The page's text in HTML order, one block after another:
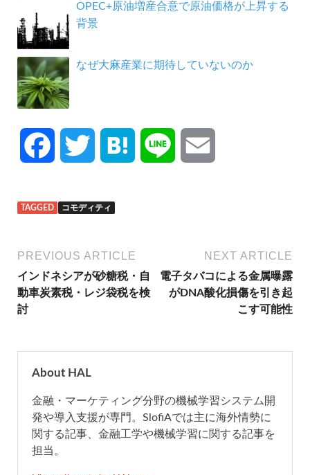
OPEC+原油増産合意で原油価格が上昇する
背景
なぜ大麻産業に期待していないのか
c
e
b
o
i
t
t
r
n
i
l
TAGGED コモディティ
PREVIOUS ARTICLE
インドネシアが砂糖税・自
動車炭素税・レジ袋税を検
討
NEXT ARTICLE
電子タバコによる金属曝露
がDNA酸化損傷を引き起
こす可能性
About HAL
金融・マーケティング分野の機械学習システム開
発や導入支援が専門。SlofiAでは主に海外情勢に
関する記事、金融工学や機械学習に関する記事を
担当。